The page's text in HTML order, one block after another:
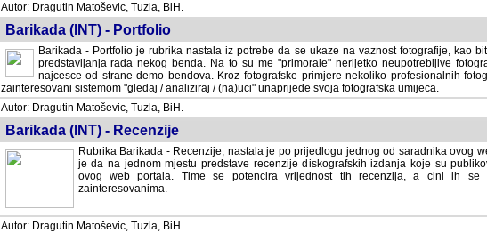
Autor: Dragutin Matoševic, Tuzla, BiH.
Barikada (INT) - Portfolio
Barikada - Portfolio je rubrika nastala iz potrebe da se ukaze na vaznost fotografije, kao
predstavljanja rada nekog benda. Na to su me "primorale" nerijetko neupotrebljive
najcesce od strane demo bendova. Kroz fotografske primjere nekoliko profesionalnih
zainteresovani sistemom "gledaj / analiziraj / (na)uci" unaprijede svoja fotografska umijeca.
Autor: Dragutin Matoševic, Tuzla, BiH.
Barikada (INT) - Recenzije
Rubrika Barikada - Recenzije, nastala je po prijedlogu jednog od saradnika ovog
je da na jednom mjestu predstave recenzije diskografskih izdanja koje su
ovog web portala. Time se potencira vrijednost tih recenzija, a cini ih se
zainteresovanima.
Autor: Dragutin Matoševic, Tuzla, BiH.